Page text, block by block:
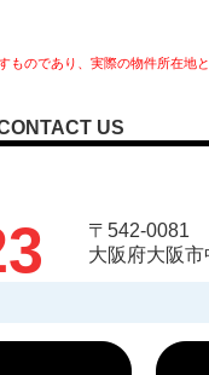
のであり、実際の物件所在地
US
〒542-0081
大阪府大阪